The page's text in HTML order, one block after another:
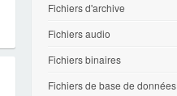
Fichiers d'archive
Fichiers audio
Fichiers binaires
Fichiers de base de données